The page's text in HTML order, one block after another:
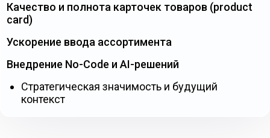
Качество и полнота карточек товаров (product
card)
Ускорение ввода ассортимента
Внедрение No-Code и AI-решений
Стратегическая значимость и будущий
контекст